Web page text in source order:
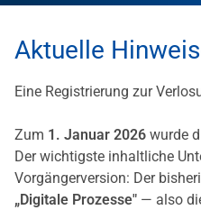
Aktuelle
Eine Registrierung zur
Zum 1. Januar 2026 wurde
Der wichtigste inhaltliche
Vorgängerversion: Der
„Digitale Prozesse" — also